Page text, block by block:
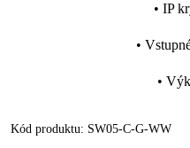
• IP
•
•
Kód produktu: SW05-C-G-WW